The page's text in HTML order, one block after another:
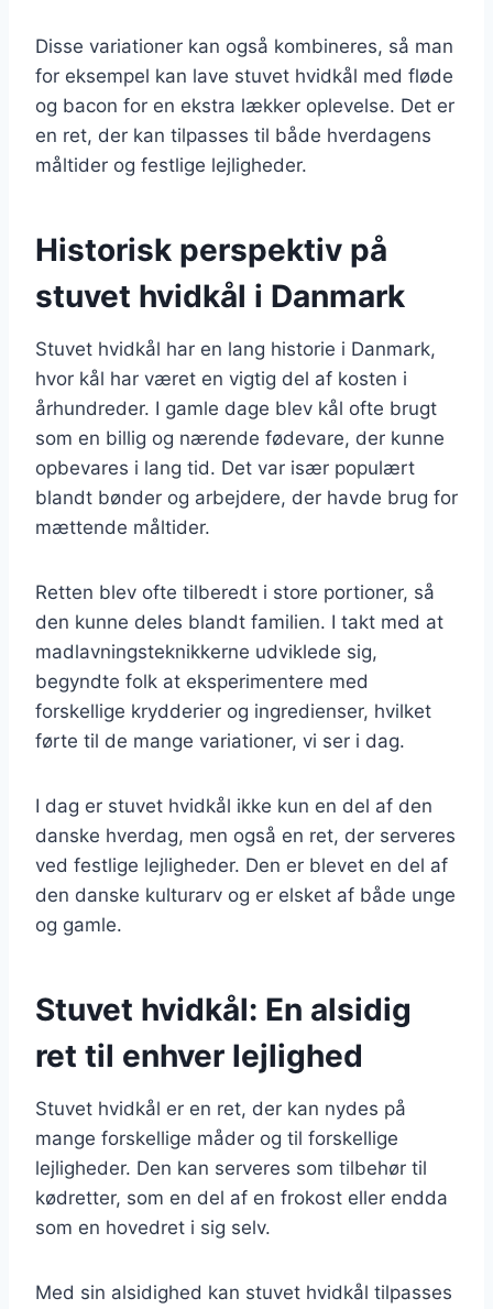
Disse variationer kan også kombineres, så man
for eksempel kan lave stuvet hvidkål med fløde
og bacon for en ekstra lækker oplevelse. Det er
en ret, der kan tilpasses til både hverdagens
måltider og festlige lejligheder.
Historisk perspektiv på
stuvet hvidkål i Danmark
Stuvet hvidkål har en lang historie i Danmark,
hvor kål har været en vigtig del af kosten i
århundreder. I gamle dage blev kål ofte brugt
som en billig og nærende fødevare, der kunne
opbevares i lang tid. Det var især populært
blandt bønder og arbejdere, der havde brug for
mættende måltider.
Retten blev ofte tilberedt i store portioner, så
den kunne deles blandt familien. I takt med at
madlavningsteknikkerne udviklede sig,
begyndte folk at eksperimentere med
forskellige krydderier og ingredienser, hvilket
førte til de mange variationer, vi ser i dag.
I dag er stuvet hvidkål ikke kun en del af den
danske hverdag, men også en ret, der serveres
ved festlige lejligheder. Den er blevet en del af
den danske kulturarv og er elsket af både unge
og gamle.
Stuvet hvidkål: En alsidig
ret til enhver lejlighed
Stuvet hvidkål er en ret, der kan nydes på
mange forskellige måder og til forskellige
lejligheder. Den kan serveres som tilbehør til
kødretter, som en del af en frokost eller endda
som en hovedret i sig selv.
Med sin alsidighed kan stuvet hvidkål tilpasses